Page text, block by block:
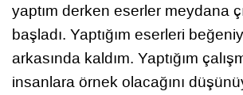
yaptım derken eserler meydana
başladı. Yaptığım eserleri
arkasında kaldım. Yaptığım
insanlara örnek olacağını